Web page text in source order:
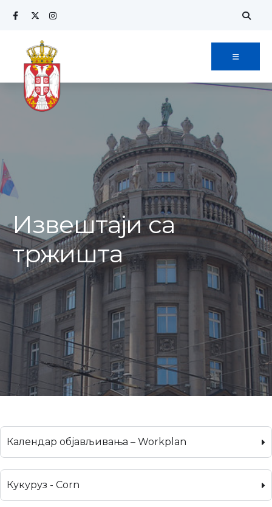
Извештаји са
тржишта
Календар објављивања – Workplan
Кукуруз - Corn